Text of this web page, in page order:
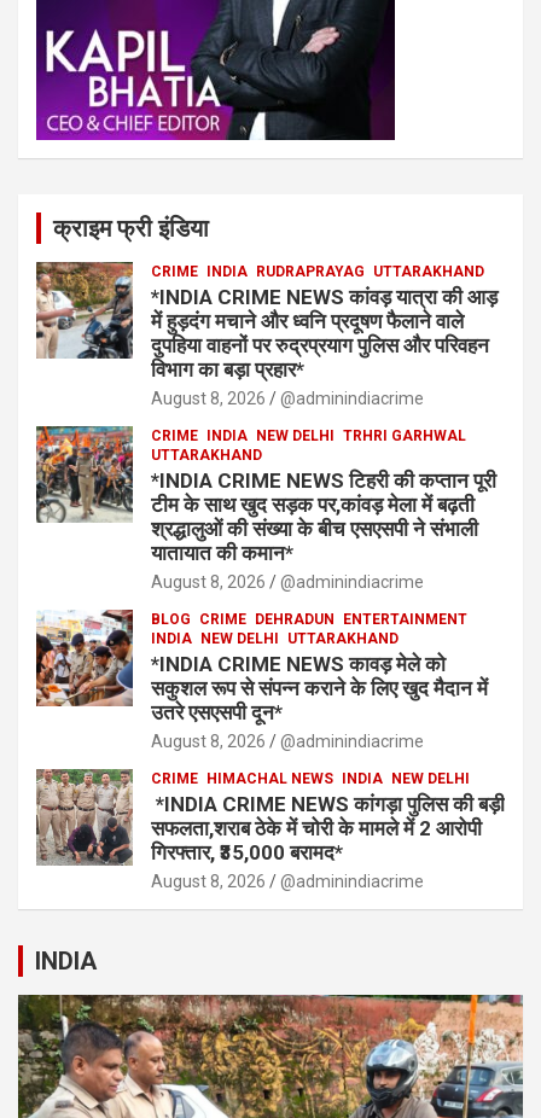
क्राइम फ्री इंडिया
CRIME INDIA RUDRAPRAYAG UTTARAKHAND
*INDIA CRIME NEWS कांवड़ यात्रा की आड़
में हुड़दंग मचाने और ध्वनि प्रदूषण फैलाने वाले
दुपहिया वाहनों पर रुद्रप्रयाग पुलिस और परिवहन
विभाग का बड़ा प्रहार*
August 8, 2026 @adminindiacrime
CRIME INDIA NEW DELHI TRHRI GARHWAL
UTTARAKHAND
*INDIA CRIME NEWS टिहरी की कप्तान पूरी
टीम के साथ खुद सड़क पर,कांवड़ मेला में बढ़ती
श्रद्धालुओं की संख्या के बीच एसएसपी ने संभाली
यातायात की कमान*
August 8, 2026 @adminindiacrime
BLOG CRIME DEHRADUN
ENTERTAINMENT
INDIA NEW DELHI UTTARAKHAND
*INDIA CRIME NEWS कावड़ मेले को
सकुशल रूप से संपन्न कराने के लिए खुद मैदान में
उतरे एसएसपी दून*
August 8, 2026 @adminindiacrime
CRIME HIMACHAL NEWS INDIA NEW DELHI
*INDIA CRIME NEWS कांगड़ा पुलिस की बड़ी
सफलता,शराब ठेके में चोरी के मामले में 2 आरोपी
गिरफ्तार, ₹35,000 बरामद*
August 8, 2026 @adminindiacrime
INDIA